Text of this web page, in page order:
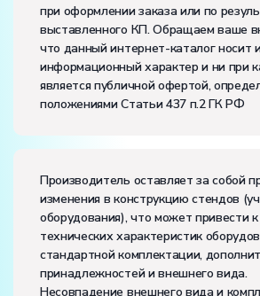
Диапазон рабочих температур,
Влажность, %:до 80
при оформлении заказа или по
выставленного КП. Обращаем ваше
что данный интернет-каталог носит
информационный характер и ни при
является публичной офертой,
положениями Статьи 437 п.2 ГК РФ
Производитель оставляет за собой
изменения в конструкцию стендов
оборудования), что может привести
технических характеристик
стандартной комплектации,
принадлежностей и внешнего вида.
Несовпадение внешнего вида и